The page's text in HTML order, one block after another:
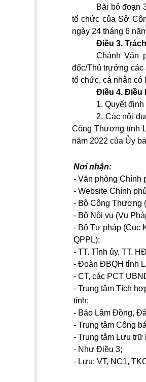
Bãi bỏ đoạn
tổ chức của Sở
ngày 24 tháng 6
Điều 3.
Chánh Văn
đốc/Thủ trưởng các
tổ chức, cá nhân có
Điều 4. Điều
1. Quyết
2. Các nội
Công Thương tỉnh
năm 2022 của Ủy
Nơi nhận:
- Văn phòng Chính
- Website Chính
- Bộ Công Thương
- Bộ Nội vụ (Vụ
- Bộ Tư pháp (Cục
QPPL);
- TT. Tỉnh ủy, TT.
- Đoàn ĐBQH tỉnh
- CT, các PCT
- Trung tâm Tích
tỉnh;
- Báo Lâm Đồng,
- Trung tâm Công
- Trung tâm Lưu trữ
- Như Điều 3;
- Lưu: VT, NC1,